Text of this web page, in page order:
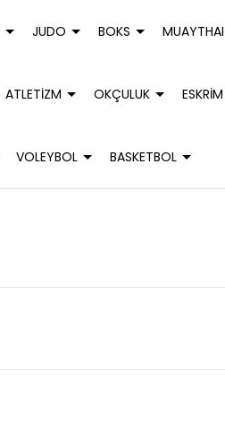
JUDO BOKS MUAYTHAI
ATLETİZM OKÇULUK ESKRİM
VOLEYBOL BASKETBOL